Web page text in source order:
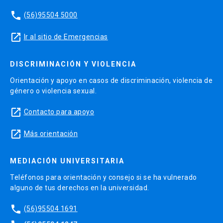
phone (56)95504 5000
launch Ir al sitio de Emergencias
DISCRIMINACIÓN Y VIOLENCIA
Orientación y apoyo en casos de discriminación, violencia de
género o violencia sexual.
launch Contacto para apoyo
launch Más orientación
MEDIACIÓN UNIVERSITARIA
Teléfonos para orientación y consejo si se ha vulnerado
alguno de tus derechos en la universidad.
phone (56)95504 1691